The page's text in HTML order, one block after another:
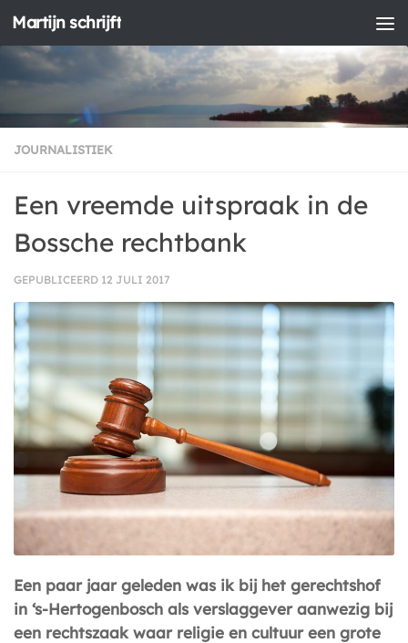
Doorgaan naar inhoud
Martijn schrijft
JOURNALISTIEK
Een vreemde uitspraak in de
Bossche rechtbank
GEPUBLICEERD 12 JULI 2017
Een paar jaar geleden was ik bij het gerechtshof
in ‘s-Hertogenbosch als verslaggever aanwezig bij
een rechtszaak waar religie en cultuur een grote